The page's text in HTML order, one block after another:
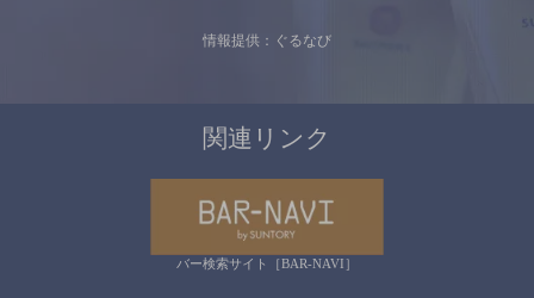
情報提供：ぐるなび
関連リンク
バー検索サイト［BAR-NAVI］